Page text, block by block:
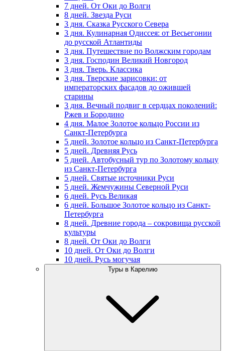
7 дней. От Оки до Волги
8 дней. Звезда Руси
3 дня. Сказка Русского Севера
3 дня. Кулинарная Одиссея: от Весьегонии
до русской Атлантиды
3 дня. Путешествие по Волжским городам
3 дня. Господин Великий Новгород
3 дня. Тверь. Классика
3 дня. Тверские зарисовки: от
императорских фасадов до ожившей
старины
3 дня. Вечный подвиг в сердцах поколений:
Ржев и Бородино
4 дня. Малое Золотое кольцо России из
Санкт-Петербурга
5 дней. Золотое кольцо из Санкт-Петербурга
5 дней. Древняя Русь
5 дней. Автобусный тур по Золотому кольцу
из Санкт-Петербурга
5 дней. Святые источники Руси
5 дней. Жемчужины Северной Руси
6 дней. Русь Великая
6 дней. Большое Золотое кольцо из Санкт-
Петербурга
8 дней. Древние города – сокровища русской
культуры
8 дней. От Оки до Волги
10 дней. От Оки до Волги
10 дней. Русь могучая
Туры в Карелию